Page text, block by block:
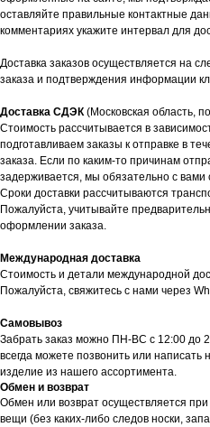
оставляйте правильные контактные
комментариях укажите интервал для
Доставка заказов осуществляется на
заказа и подтверждения информации
Доставка СДЭК(Московская область,
Стоимость рассчитывается в
подготавливаем заказы к отправке в
заказа. Если по каким-то причинам
задерживается, мы обязательно с вами
Сроки доставки рассчитываются
Пожалуйста, учитывайте
оформлении заказа.
Международная доставка
Стоимость и детали международной
Пожалуйста, свяжитесь с нами через
Самовывоз
Забрать заказ можно ПН-ВС с 12:00 до
всегда можете позвонить или
изделие из нашего ассортимента.
Обмен и возврат
Обмен или возврат осуществляется
вещи (без каких-либо следов носки,